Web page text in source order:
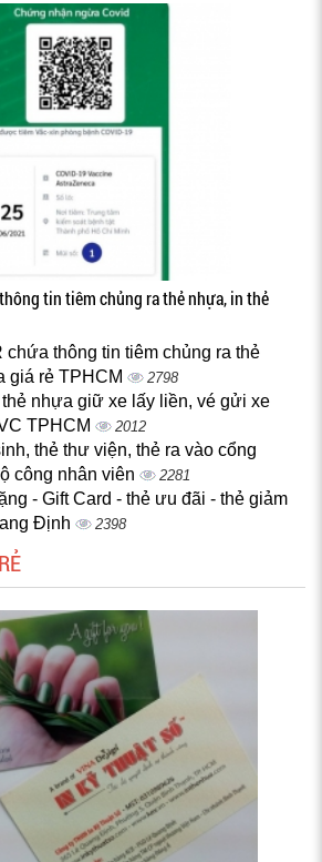
tin tiêm chủng ra thẻ nhựa, in thẻ
chứa thông tin tiêm chủng ra thẻ
giá rẻ TPHCM
2798
thẻ nhựa giữ xe lấy liền, vé gửi xe
TPHCM
2012
thẻ thư viện, thẻ ra vào cổng
công nhân viên
2281
- Gift Card - thẻ ưu đãi - thẻ giảm
Định
2398